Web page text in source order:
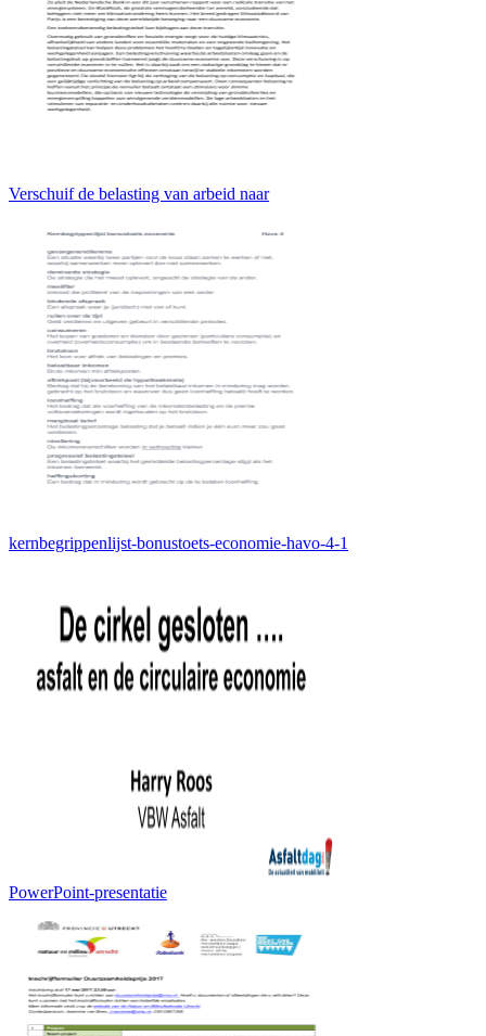
Verschuif de belasting van arbeid naar
kernbegrippenlijst-bonustoets-economie-havo-4-1
PowerPoint-presentatie